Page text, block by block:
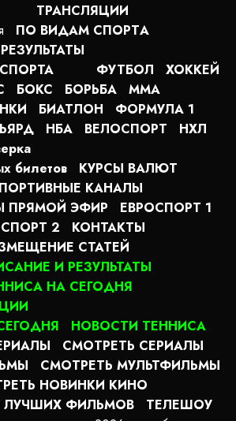
ТРАНСЛЯЦИИ
ПО ВИДАМ СПОРТA
ФУТБОЛ
ХОККЕЙ
БОКС БОРЬБА
MMA
БИАТЛОН
ФОРМУЛА 1
НБА ВЕЛОСПОРТ
НХЛ
билетов
КУРСЫ ВАЛЮТ
КАНАЛЫ
ПРЯМОЙ ЭФИР
ЕВРОСПОРТ 1
2
КОНТАКТЫ
СТАТЕЙ
И РЕЗУЛЬТАТЫ
НА СЕГОДНЯ
НОВОСТИ ТЕННИСА
СМОТРЕТЬ СЕРИАЛЫ
СМОТРЕТЬ МУЛЬТФИЛЬМЫ
НОВИНКИ КИНО
ЛУЧШИХ ФИЛЬМОВ
ТЕЛЕШОУ